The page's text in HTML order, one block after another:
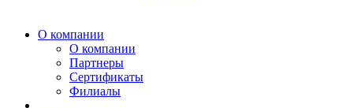
О компании
О компании
Партнеры
Сертификаты
Филиалы